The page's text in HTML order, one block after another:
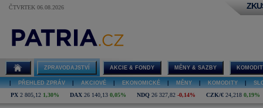
ČTVRTEK 06.08.2026
ZPRAVODAJSTVÍ AKCIE & FONDY MĚNY & SAZBY
PŘEHLED ZPRÁV AKCIOVÉ EKONOMICKÉ MĚNY KOMODITY
PX 2 805,12 1,30% DAX 26 140,13 0,05% NDQ 26 327,82 -0,14% CZK/€ 24,218 0,19%